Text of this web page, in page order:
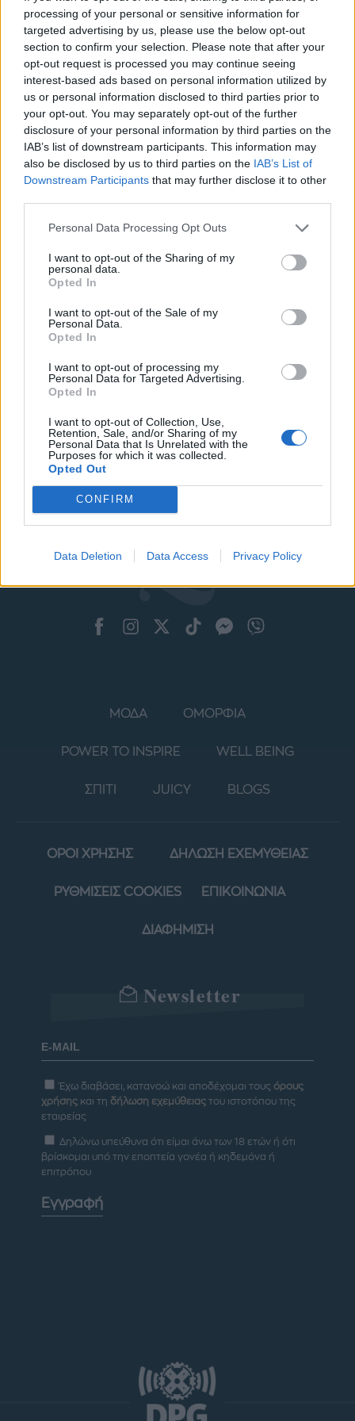
processing of your personal or sensitive information for
targeted advertising by us, please use the below opt-out
section to confirm your selection. Please note that after your
opt-out request is processed you may continue seeing
interest-based ads based on personal information utilized by
us or personal information disclosed to third parties prior to
your opt-out. You may separately opt-out of the further
disclosure of your personal information by third parties on the
IAB’s list of downstream participants. This information may
also be disclosed by us to third parties on the IAB’s List of
Downstream Participants that may further disclose it to other
Personal Data Processing Opt Outs
I want to opt-out of the Sharing of my
personal data.
Opted In
I want to opt-out of the Sale of my
Personal Data.
Opted In
I want to opt-out of processing my
Personal Data for Targeted Advertising.
Opted In
I want to opt-out of Collection, Use,
Retention, Sale, and/or Sharing of my
Personal Data that Is Unrelated with the
Purposes for which it was collected.
Opted Out
CONFIRM
Data Deletion Data Access Privacy Policy
Καθάρισε το
πρόσωπο και τα
μάτια σου με το πιο
απαλό ανθόνερο!
"Φυσική συνταγή"
για τα ξηρά μαλλιά
ΜΟΔΑ ΟΜΟΡΦΙΑ
POWER TO INSPIRE WELL BEING
ΣΠΙΤΙ JUICY BLOGS
ΟΡΟΙ ΧΡΗΣΗΣ ΔΗΛΩΣΗ ΕΧΕΜΥΘΕΙΑΣ
ΡΥΘΜΙΣΕΙΣ COOKIES ΕΠΙΚΟΙΝΩΝΙΑ
ΔΙΑΦΗΜΙΣΗ
Newsletter
Έχω διαβάσει, κατανοώ και αποδέχομαι τους όρους
χρήσης και τη δήλωση εχεμύθειας του ιστοτόπου της
εταιρείας
Δηλώνω υπεύθυνα ότι είμαι άνω των 18 ετών ή ότι
βρίσκομαι υπό την εποπτεία γονέα ή κηδεμόνα ή
επιτρόπου
Εγγραφή